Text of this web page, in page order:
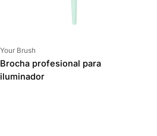
Proveedor:
Your Brush
Brocha profesional para
iluminador